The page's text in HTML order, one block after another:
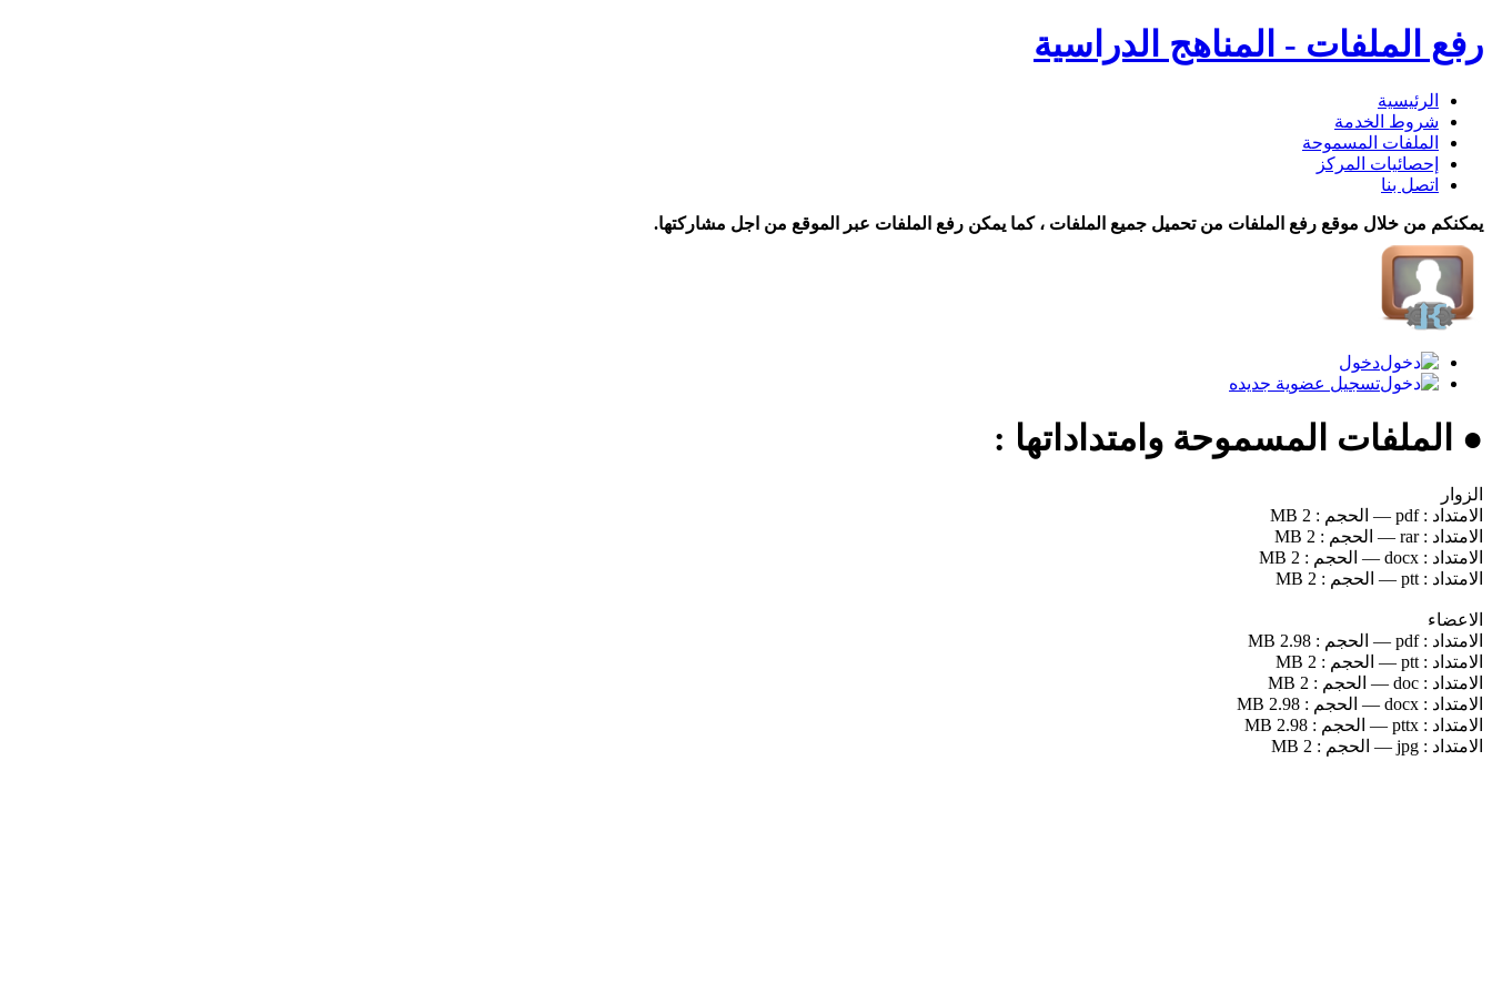
رفع الملفات - المناهج الدراسية
الرئيسية
شروط الخدمة
الملفات المسموحة
إحصائيات المركز
اتصل بنا
يمكنكم من خلال موقع رفع الملفات من تحميل جميع الملفات ، كما يمكن رفع الملفات عبر الموقع من اجل مشاركتها.
دخول
تسجيل عضوية جديده
● الملفات المسموحة وامتداداتها :
الزوار
الامتداد :pdf
— الحجم : 2 MB
الامتداد :rar
— الحجم : 2 MB
الامتداد : docx
— الحجم : 2 MB
الامتداد : ptt
— الحجم : 2 MB
الاعضاء
الامتداد :pdf
— الحجم : 2.98 MB
الامتداد : ptt
— الحجم : 2 MB
الامتداد : doc
— الحجم : 2 MB
الامتداد : docx
— الحجم : 2.98 MB
الامتداد : pttx
— الحجم : 2.98 MB
الامتداد : jpg
— الحجم : 2 MB